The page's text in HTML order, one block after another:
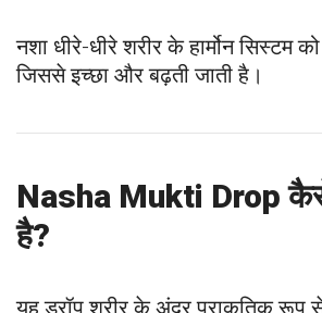
नशा धीरे-धीरे शरीर के हार्मोन सिस्टम
जिससे इच्छा और बढ़ती जाती है।
Nasha Mukti Drop
है?
यह ड्रॉप शरीर के अंदर प्राकृतिक रूप